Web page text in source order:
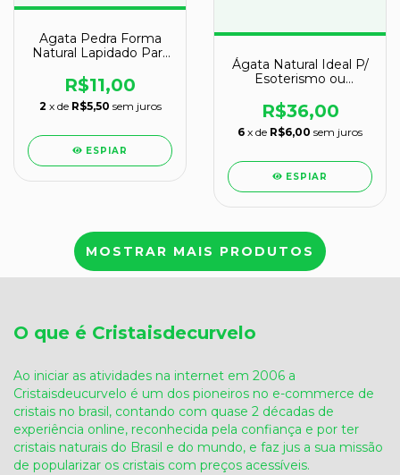
Agata Pedra Forma
Natural Lapidado Para
Garimpo
R$11,00
2 x de R$5,50 sem juros
ESPIAR
Ágata Natural Ideal P/
Esoterismo ou
R$36,00
6 x de R$6,00 sem juros
ESPIAR
MOSTRAR MAIS PRODUTOS
O que é Cristaisdecurvelo
Ao iniciar as atividades na internet em 2006 a
Cristaisdeucurvelo é um dos pioneiros no e-commerce de
cristais no brasil, contando com quase 2 décadas de
experiência online, reconhecida pela confiança e por ter
cristais naturais do Brasil e do mundo, e faz jus a sua missão
de popularizar os cristais com preços acessíveis.